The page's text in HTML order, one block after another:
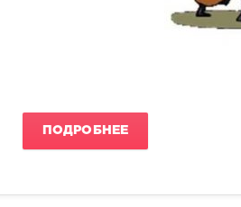
ПОДРОБНЕЕ